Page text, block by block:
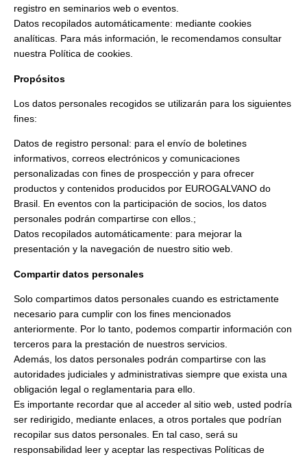
registro en seminarios web o eventos.
Datos recopilados automáticamente: mediante cookies
analíticas. Para más información, le recomendamos consultar
nuestra Política de cookies.
Propósitos
Los datos personales recogidos se utilizarán para los siguientes
fines:
Datos de registro personal: para el envío de boletines
informativos, correos electrónicos y comunicaciones
personalizadas con fines de prospección y para ofrecer
productos y contenidos producidos por EUROGALVANO do
Brasil. En eventos con la participación de socios, los datos
personales podrán compartirse con ellos.;
Datos recopilados automáticamente: para mejorar la
presentación y la navegación de nuestro sitio web.
Compartir datos personales
Solo compartimos datos personales cuando es estrictamente
necesario para cumplir con los fines mencionados
anteriormente. Por lo tanto, podemos compartir información con
terceros para la prestación de nuestros servicios.
Además, los datos personales podrán compartirse con las
autoridades judiciales y administrativas siempre que exista una
obligación legal o reglamentaria para ello.
Es importante recordar que al acceder al sitio web, usted podría
ser redirigido, mediante enlaces, a otros portales que podrían
recopilar sus datos personales. En tal caso, será su
responsabilidad leer y aceptar las respectivas Políticas de